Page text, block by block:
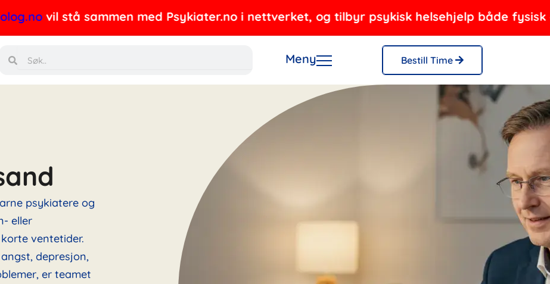
vil stå sammen med Psykiater.no i nettverket, og tilbyr psykisk helsehjelp både fysisk og
Meny Bestill Time
psykiatere og
eller
ventetider.
depresjon,
er teamet